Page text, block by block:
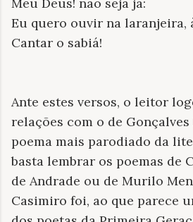
Meu Deus! não seja já:
Eu quero ouvir na laranjeira,
Cantar o sabiá!
Ante estes versos, o leitor
relações com o de
poema mais parodiado da
basta lembrar os poemas de
de Andrade ou de Murilo
Casimiro foi, ao que parece